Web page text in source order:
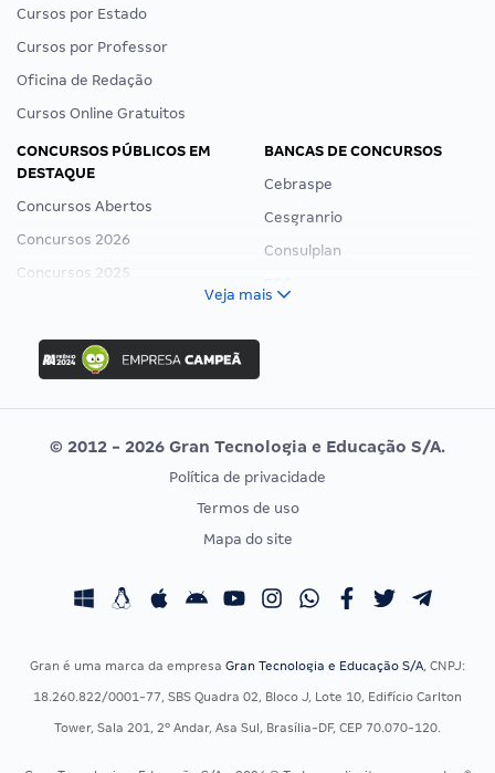
Cursos por Estado
Cursos por Professor
Oficina de Redação
Cursos Online Gratuitos
CONCURSOS PÚBLICOS EM
DESTAQUE
Concursos Abertos
Concursos 2026
Concursos 2025
Concurso Ibama
Concurso MPU
Editais publicados
BANCAS DE CONCURSOS
Cebraspe
Cesgranrio
Consulplan
Vunesp
CONCURSOS POR PROFISSÃO
Concursos Fiscais
Concursos Saúde
EXAME DE ORDEM
Calendário OAB
Veja mais
© 2012 - 2026 Gran Tecnologia e Educação S/A.
Política de privacidade
Termos de uso
Mapa do site
Gran é uma marca da empresa Gran Tecnologia e Educação S/A, CNPJ:
18.260.822/0001-77, SBS Quadra 02, Bloco J, Lote 10, Edifício Carlton
Tower, Sala 201, 2º Andar, Asa Sul, Brasília-DF, CEP 70.070-120.